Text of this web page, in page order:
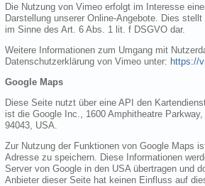
Die Nutzung von Vimeo erfolgt im Interesse
Darstellung unserer Online-Angebote. Dies
im Sinne des Art. 6 Abs. 1 lit. f DSGVO dar.
Weitere Informationen zum Umgang mit
Datenschutzerklärung von Vimeo unter: https://
Google Maps
Diese Seite nutzt über eine API den
ist die Google Inc., 1600 Amphitheatre
94043, USA.
Zur Nutzung der Funktionen von Google Maps
Adresse zu speichern. Diese Informationen
Server von Google in den USA übertragen und
Anbieter dieser Seite hat keinen Einfluss auf